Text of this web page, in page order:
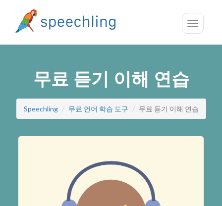
Toggle
무료 듣기 이해 연습
Speechling 무료 언어 학습 도구 무료 듣기 이해 연습